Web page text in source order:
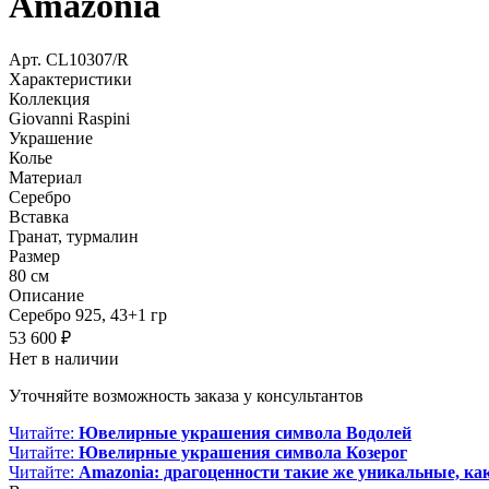
Арт. CL10307/R
Характеристики
Коллекция
Giovanni Raspini
Украшение
Колье
Материал
Серебро
Вставка
Гранат, турмалин
Размер
80 см
Описание
Серебро 925, 43+1 гр
53 600 ₽
Нет в наличии
Уточняйте возможность заказа у консультантов
Читайте: Ювелирные украшения символа Водолей
Читайте: Ювелирные украшения символа Козерог
Читайте: Amazonia: драгоценности такие же уникальные,